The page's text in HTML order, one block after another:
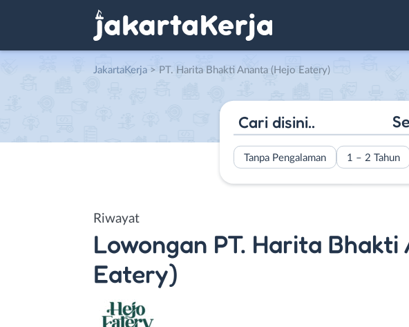
JakartaKerja > PT. Harita Bhakti Ananta (Hejo Eatery)
Tanpa Pengalaman 1 – 2 Tahun
Riwayat
Lowongan PT. Harita
Eatery)